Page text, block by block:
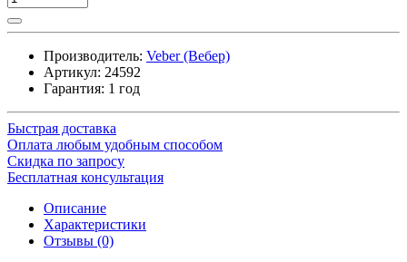
Производитель: Veber (Вебер)
Артикул: 24592
Гарантия: 1 год
Быстрая доставка
Оплата любым удобным способом
Скидка по запросу
Бесплатная консультация
Описание
Характеристики
Отзывы (0)